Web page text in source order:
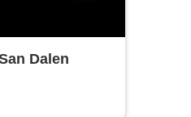
Dalen